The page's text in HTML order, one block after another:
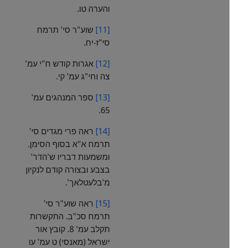
והערה טו.
[11]
שוע"ר סי' תרמח
סי"ז-יח.
[12]
אגרות קודש ח"י עמ'
צה וחי"ג עמ' קי.
[13]
ספר המנהגים עמ'
65.
[14]
ראה פרי מגדים סי'
תרמח א"א בסוף הסימן.
ומשמעות דבריו ש'הדר'
בצבע ובצורה קודם לנקיון
מ'בלעטלאך'.
[15]
ראה שוע"ר סי'
תרמח סכ"ב. התקשרות
תקלב עמ' 8. קובץ אור
ישראל (מאנסי) ט עמ' עו